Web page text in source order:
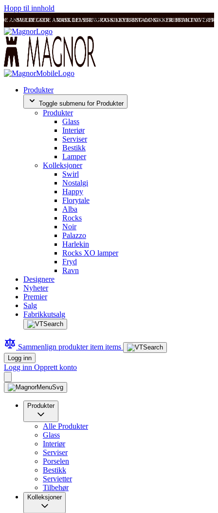
Hopp til innhold
ANMELDELSER RASK LEVERING OG SIKKER BETALING FRI FRAKT OVER
SVÆRT GODE ANMELDELSER RASK LEVERING OG SIKKER BETALING
Produkter
Toggle submenu for Produkter
Produkter
Glass
Interiør
Serviser
Bestikk
Lamper
Kolleksjoner
Swirl
Nostalgi
Happy
Florytale
Alba
Rocks
Noir
Palazzo
Harlekin
Rocks XO lamper
Fryd
Ravn
Designere
Nyheter
Premier
Salg
Fabrikkutsalg
Sammenlign produkteritem items
Logg inn
Logg inn Opprett konto
Produkter
Alle Produkter
Glass
Interiør
Serviser
Porselen
Bestikk
Servietter
Tilbehør
Kolleksjoner